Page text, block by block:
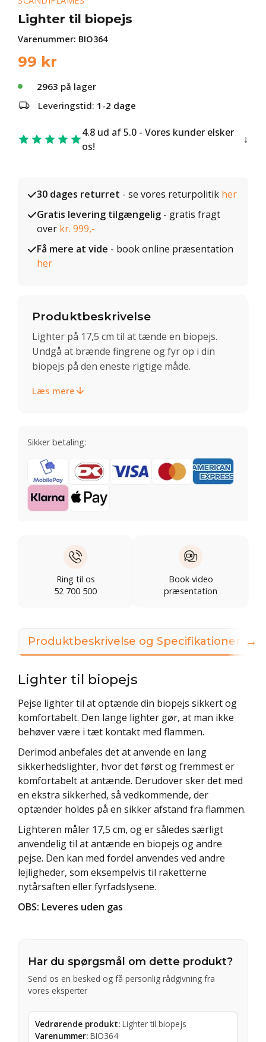
Lighter til biopejs
Varenummer: BIO364
99 kr
2963 på lager
Leveringstid: 1-2 dage
4.8 ud af 5.0 - Vores kunder elsker
os!
30 dages returret - se vores returpolitik her
Gratis levering tilgængelig - gratis fragt
over kr. 999,-
Få mere at vide - book online præsentation
her
Produktbeskrivelse
Lighter på 17,5 cm til at tænde en biopejs.
Undgå at brænde fingrene og fyr op i din
biopejs på den eneste rigtige måde.
Læs mere
Sikker betaling:
Ring til os
52 700 500
Book video
præsentation
Produktbeskrivelse og Specifikationer
Lighter til biopejs
Pejse lighter til at optænde din biopejs sikkert og
komfortabelt. Den lange lighter gør, at man ikke
behøver være i tæt kontakt med flammen.
Derimod anbefales det at anvende en lang
sikkerhedslighter, hvor det først og fremmest er
komfortabelt at antænde. Derudover sker det med
en ekstra sikkerhed, så vedkommende, der
optænder holdes på en sikker afstand fra flammen.
Lighteren måler 17,5 cm, og er således særligt
anvendelig til at antænde en biopejs og andre
pejse. Den kan med fordel anvendes ved andre
lejligheder, som eksempelvis til raketterne
nytårsaften eller fyrfadslysene.
OBS: Leveres uden gas
Har du spørgsmål om dette produkt?
Send os en besked og få personlig rådgivning fra
vores eksperter
Vedrørende produkt: Lighter til biopejs
Varenummer: BIO364
→